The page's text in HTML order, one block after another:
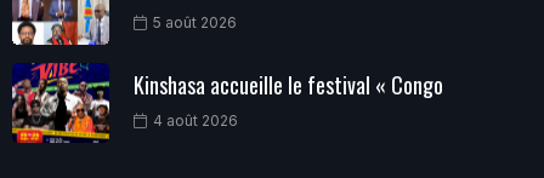
5 août 2026
Kinshasa accueille le festival « Congo
4 août 2026